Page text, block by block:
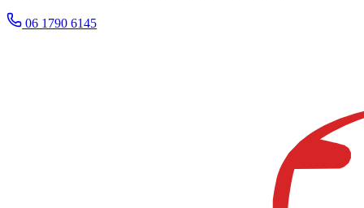
06 1790 6145